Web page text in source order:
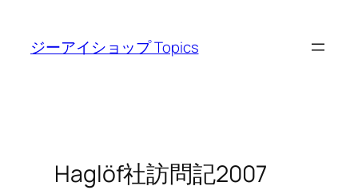
ジーアイショップ Topics
Haglöf社訪問記2007